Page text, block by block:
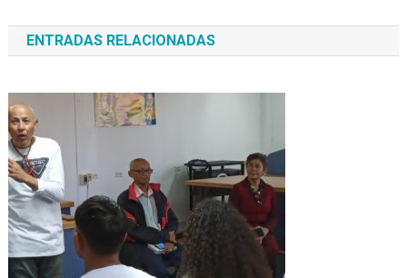
de
entradas
ENTRADAS RELACIONADAS